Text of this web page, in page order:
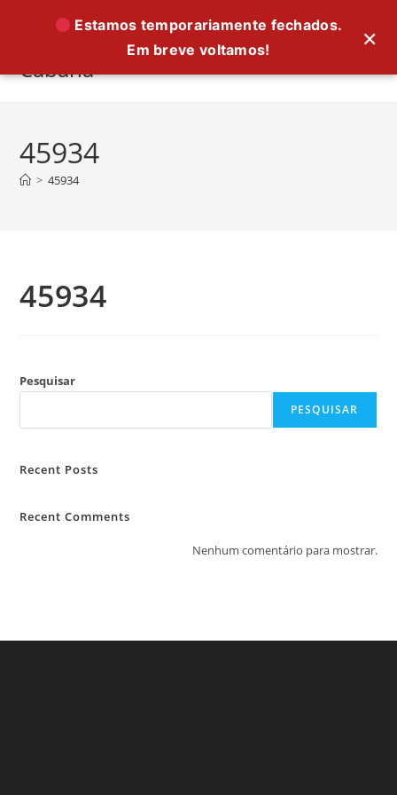
conteúdo
Cabana
45934
> 45934
45934
Pesquisar
PESQUISAR
Recent Posts
Recent Comments
Nenhum comentário para mostrar.
×
Estamos temporariamente fechados.
Em breve voltamos!